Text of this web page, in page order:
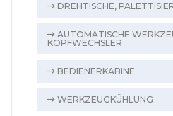
DREHTISCHE,
AUTOMATISCHE
KOPFWECHSLER
BEDIENERKABINE
WERKZEUGKÜHLUNG